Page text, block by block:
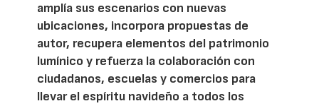
amplía sus escenarios con nuevas
ubicaciones, incorpora propuestas de
autor, recupera elementos del patrimonio
lumínico y refuerza la colaboración con
ciudadanos, escuelas y comercios para
llevar el espíritu navideño a todos los